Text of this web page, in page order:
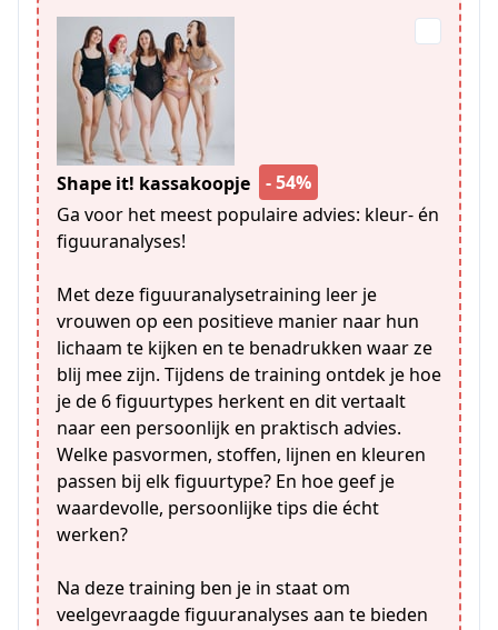
Shape it! kassakoopje
- 54%
Ga voor het meest populaire advies: kleur- én
figuuranalyses!
Met deze figuuranalysetraining leer je
vrouwen op een positieve manier naar hun
lichaam te kijken en te benadrukken waar ze
blij mee zijn. Tijdens de training ontdek je hoe
je de 6 figuurtypes herkent en dit vertaalt
naar een persoonlijk en praktisch advies.
Welke pasvormen, stoffen, lijnen en kleuren
passen bij elk figuurtype? En hoe geef je
waardevolle, persoonlijke tips die écht
werken?
Na deze training ben je in staat om
veelgevraagde figuuranalyses aan te bieden